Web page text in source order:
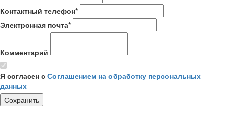
Контактный телефон*
Электронная почта*
Комментарий
Я согласен с Соглашением на обработку персональных
данных